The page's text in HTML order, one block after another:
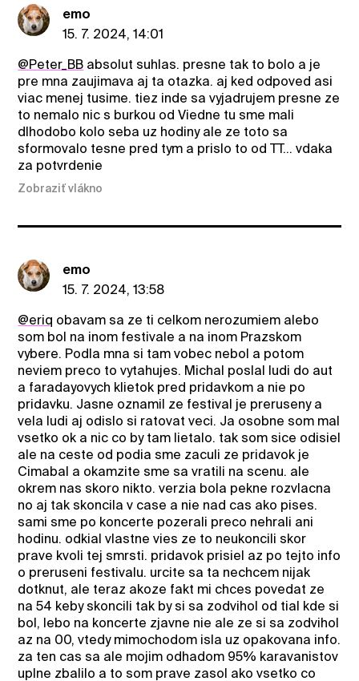
emo
15. 7. 2024, 14:01
@Peter_BB absolut suhlas. presne tak to bolo a je
pre mna zaujimava aj ta otazka. aj ked odpoved asi
viac menej tusime. tiez inde sa vyjadrujem presne ze
to nemalo nic s burkou od Viedne tu sme mali
dlhodobo kolo seba uz hodiny ale ze toto sa
sformovalo tesne pred tym a prislo to od TT... vdaka
za potvrdenie
Zobraziť vlákno
emo
15. 7. 2024, 13:58
@eriq obavam sa ze ti celkom nerozumiem alebo
som bol na inom festivale a na inom Prazskom
vybere. Podla mna si tam vobec nebol a potom
neviem preco to vytahujes. Michal poslal ludi do aut
a faradayovych klietok pred pridavkom a nie po
pridavku. Jasne oznamil ze festival je preruseny a
vela ludi aj odislo si ratovat veci. Ja osobne som mal
vsetko ok a nic co by tam lietalo. tak som sice odisiel
ale na ceste od podia sme zaculi ze pridavok je
Cimabal a okamzite sme sa vratili na scenu. ale
okrem nas skoro nikto. verzia bola pekne rozvlacna
no aj tak skoncila v case a nie nad cas ako pises.
sami sme po koncerte pozerali preco nehrali ani
hodinu. odkial vlastne vies ze to neukoncili skor
prave kvoli tej smrsti. pridavok prisiel az po tejto info
o preruseni festivalu. urcite sa ta nechcem nijak
dotknut, ale teraz akoze fakt mi chces povedat ze
na 54 keby skoncili tak by si sa zodvihol od tial kde si
bol, lebo na koncerte zjavne nie ale ze si sa zodvihol
az na 00, vtedy mimochodom isla uz opakovana info.
za ten cas sa ale mojim odhadom 95% karavanistov
uplne zbalilo a to som prave zasol ako vsetko co